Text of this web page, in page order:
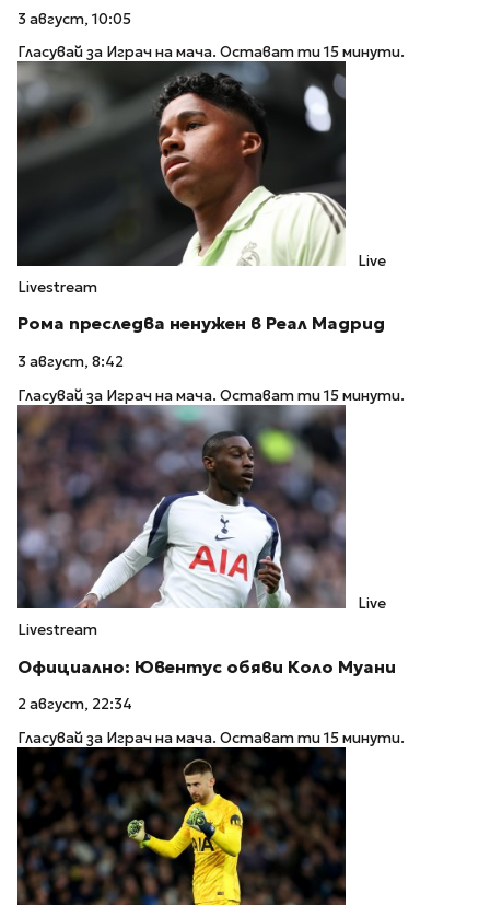
3 август, 10:05
Гласувай за Играч на мача. Остават ти 15 минути.
Live
Livestream
Рома преследва ненужен в Реал Мадрид
3 август, 8:42
Гласувай за Играч на мача. Остават ти 15 минути.
Live
Livestream
Официално: Ювентус обяви Коло Муани
2 август, 22:34
Гласувай за Играч на мача. Остават ти 15 минути.